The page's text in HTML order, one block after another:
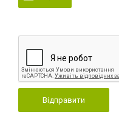
Відправити